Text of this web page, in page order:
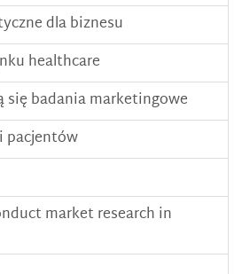
dla biznesu
healthcare
się badania marketingowe
pacjentów
market research in